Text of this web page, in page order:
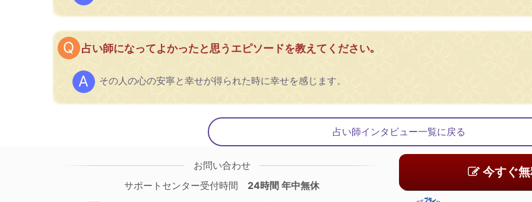
占い師になってよかったと思うエピソードを教えてください｡
その人の心の安寧と幸せが得られた時に幸せを感じます。
占い師インタビュー一覧に戻る
お問い合わせ
サポートセンター受付時間 24時間 年中無休
今すぐ無